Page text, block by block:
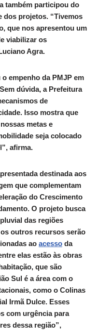
também participou do
dos projetos. “Tivemos
que nos apresentou um
viabilizar os
Agra.
empenho da PMJP em
dúvida, a Prefeitura
de
Isso mostra que
metas e
seja colocado
afirma.
destinada aos
que complementam
do Crescimento
O projeto busca
das regiões
outros recursos serão
ao acesso da
elas estão às obras
que são
Sul é a área com o
como o Colinas
Irmã Dulce. Esses
com urgência para
dessa região”,